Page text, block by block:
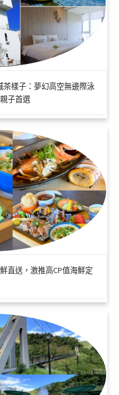
茶樣子：夢幻高空無邊際泳
子首選
直送，激推高CP值海鮮定